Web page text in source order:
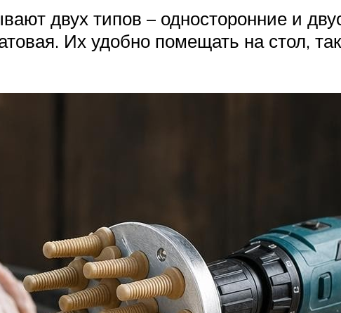
двух типов – односторонние и
Их удобно помещать на стол,